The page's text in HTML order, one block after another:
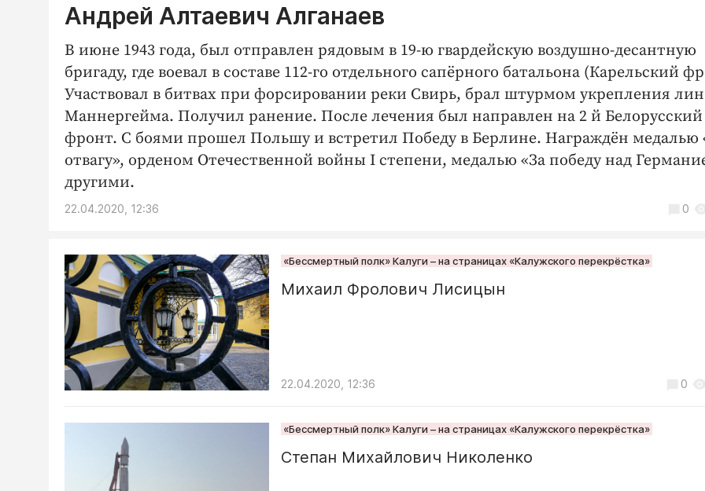
Андрей Алтаевич Алганаев
В июне 1943 года, был отправлен рядовым в 19-ю гвардейскую воздушно-десантную
бригаду, где воевал в составе 112-го отдельного сапёрного батальона (Карельский
Участвовал в битвах при форсировании реки Свирь, брал штурмом укрепления
Маннергейма. Получил ранение. После лечения был направлен на 2 й Белорусский
фронт. С боями прошел Польшу и встретил Победу в Берлине. Награждён медалью
отвагу», орденом Отечественной войны I степени, медалью «За победу над
другими.
22.04.2020, 12:36 0
«Бессмертный полк» Калуги – на страницах «Калужского перекрёстка»
Михаил Фролович Лисицын
22.04.2020, 12:36 0
«Бессмертный полк» Калуги – на страницах «Калужского перекрёстка»
Степан Михайлович Николенко